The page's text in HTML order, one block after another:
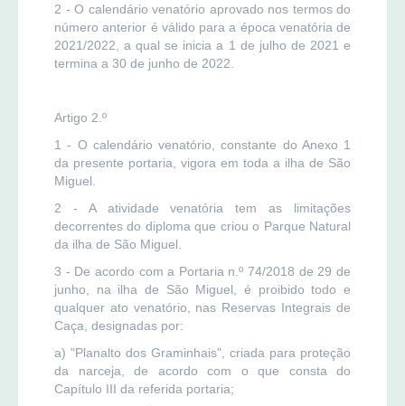
2 - O calendário venatório aprovado nos termos do
número anterior é válido para a época venatória de
2021/2022, a qual se inicia a 1 de julho de 2021 e
termina a 30 de junho de 2022.
Artigo 2.º
1 - O calendário venatório, constante do Anexo 1
da presente portaria, vigora em toda a ilha de São
Miguel.
2 - A atividade venatória tem as limitações
decorrentes do diploma que criou o Parque Natural
da ilha de São Miguel.
3 - De acordo com a Portaria n.º 74/2018 de 29 de
junho, na ilha de São Miguel, é proibido todo e
qualquer ato venatório, nas Reservas Integrais de
Caça, designadas por:
a) "Planalto dos Graminhais", criada para proteção
da narceja, de acordo com o que consta do
Capítulo III da referida portaria;